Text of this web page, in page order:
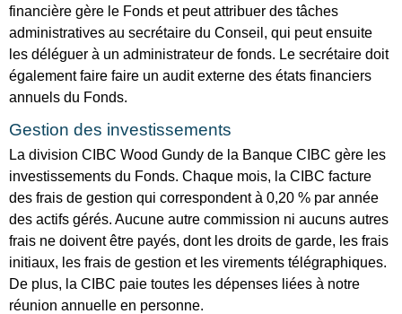
financière gère le Fonds et peut attribuer des tâches
administratives au secrétaire du Conseil, qui peut ensuite
les déléguer à un administrateur de fonds. Le secrétaire doit
également faire faire un audit externe des états financiers
annuels du Fonds.
Gestion des investissements
La division CIBC Wood Gundy de la Banque CIBC gère les
investissements du Fonds. Chaque mois, la CIBC facture
des frais de gestion qui correspondent à 0,20 % par année
des actifs gérés. Aucune autre commission ni aucuns autres
frais ne doivent être payés, dont les droits de garde, les frais
initiaux, les frais de gestion et les virements télégraphiques.
De plus, la CIBC paie toutes les dépenses liées à notre
réunion annuelle en personne.